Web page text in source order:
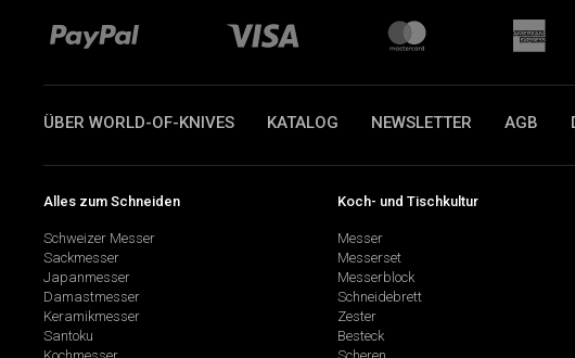
ÜBER WORLD-OF-KNIVES KATALOG NEWSLETTER AGB
Alles zum Schneiden
Schweizer Messer
Sackmesser
Japanmesser
Damastmesser
Keramikmesser
Santoku
Koch- und Tischkultur
Messer
Messerset
Messerblock
Schneidebrett
Zester
Besteck